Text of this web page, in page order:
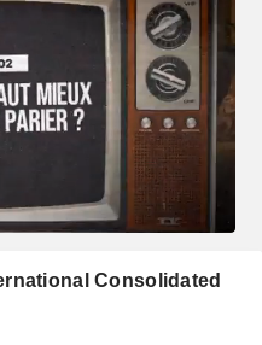
Consolidated